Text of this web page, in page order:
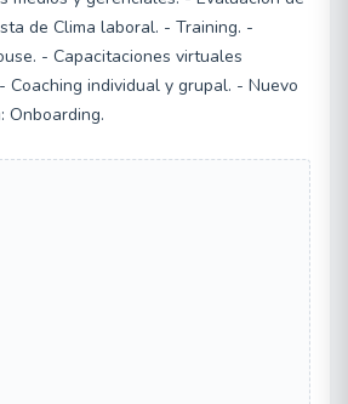
de Clima laboral. - Training. -
- Capacitaciones virtuales
Coaching individual y grupal. - Nuevo
Onboarding.